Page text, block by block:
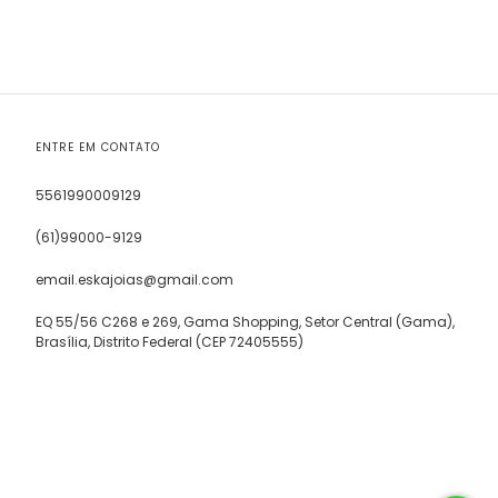
ENTRE EM CONTATO
5561990009129
(61)99000-9129
email.eskajoias@gmail.com
EQ 55/56 C268 e 269, Gama Shopping, Setor Central (Gama),
Brasília, Distrito Federal (CEP 72405555)